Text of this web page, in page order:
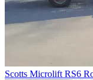
Scotts Microlift RS6